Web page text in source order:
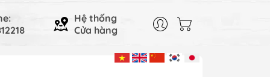
Hệ thống
Cửa hàng